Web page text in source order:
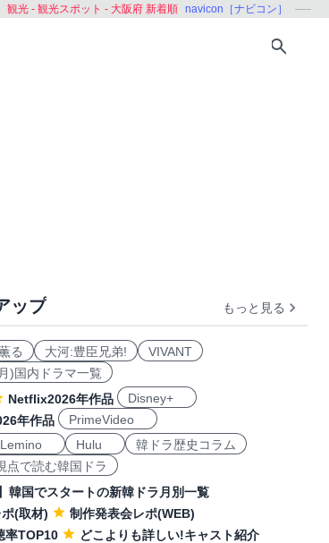
観光 - 観光スポット - 大阪府 新着順 navicon［ナビコン］
良県 島根県 岡山県
ップ もっと見る
る 大河:豊臣兄弟!
VIVANT
)国内ドラマ一覧
Netflix2026年作品
Disney+
年作品
PrimeVideo
Lemino Hulu
韓ドラ歴史コラム
点で読む韓国ドラ
韓国でスタートの新韓ドラ月別一覧
(取材)
制作発表会レポ(WEB)
率TOP10
どこよりも詳しい!キャスト紹介